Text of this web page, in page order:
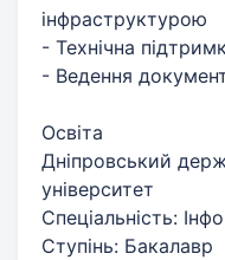
інфраструктурою
- Технічна
- Ведення
Освіта
Дніпровський
університет
Спеціальність:
Ступінь: Бакалавр